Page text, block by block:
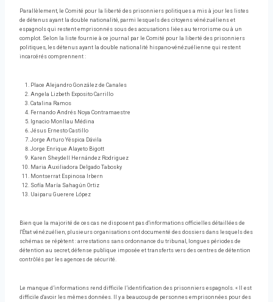
Parallèlement, le Comité pour la liberté des prisonniers politiques a mis à jour les listes
de détenus ayant la double nationalité, parmi lesquels des citoyens vénézuéliens et
espagnols qui restent emprisonnés sous des accusations liées au terrorisme ou à un
complot. Selon la liste fournie à ce journal par le Comité pour la liberté des prisonniers
politiques, les détenus ayant la double nationalité hispano-vénézuélienne qui restent
incarcérés comprennent :
Place Alejandro González de Canales
Angela Lizbeth Exposito Carrillo
Catalina Ramos
Fernando Andrés Noya Contramaestre
Ignacio Monllau Médina
Jésus Ernesto Castillo
Jorge Arturo Yéspica Dávila
Jorge Enrique Alayeto Bigott
Karen Sheydell Hernández Rodriguez
Maria Auxiliadora Delgado Tabosky
Montserrat Espinosa Irbern
Sofía María Sahagún Ortiz
Uaiparu Guerere López
Bien que la majorité de ces cas ne disposent pas d'informations officielles détaillées de
l'État vénézuélien, plusieurs organisations ont documenté des dossiers dans lesquels des
schémas se répètent : arrestations sans ordonnance du tribunal, longues périodes de
détention au secret, défense publique imposée et transferts vers des centres de détention
contrôlés par les agences de sécurité.
Le manque d’informations rend difficile l’identification des prisonniers espagnols. « Il est
difficile d'avoir les mêmes données. Il y a beaucoup de personnes emprisonnées pour des